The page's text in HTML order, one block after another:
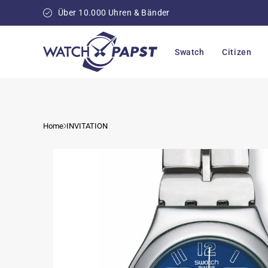
Über 10.000 Uhren & Bänder
Swatch Citizen
Home INVITATION